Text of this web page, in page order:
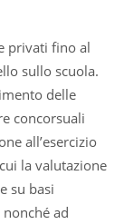
privati fino al
sullo scuola.
delle
concorsuali
all’esercizio
la valutazione
su basi
ad